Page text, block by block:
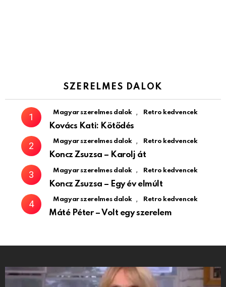
SZERELMES DALOK
Magyar szerelmes dalok , Retro kedvencek
Kovács Kati: Kötődés
Magyar szerelmes dalok , Retro kedvencek
Koncz Zsuzsa – Karolj át
Magyar szerelmes dalok , Retro kedvencek
Koncz Zsuzsa – Egy év elmúlt
Magyar szerelmes dalok , Retro kedvencek
Máté Péter – Volt egy szerelem